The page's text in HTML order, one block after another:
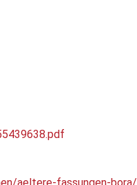
aeltere-fassungen-bora/